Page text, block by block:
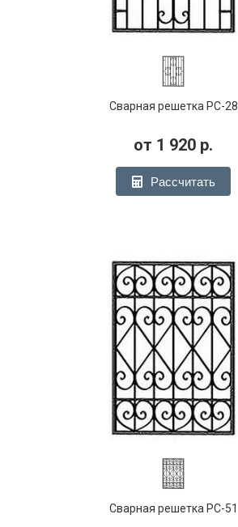
Сварная решетка РС-28
от 1 920 р.
Рассчитать
Сварная решетка РС-51